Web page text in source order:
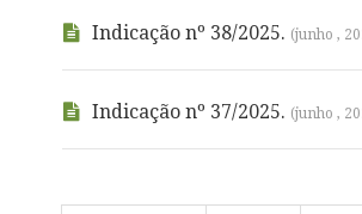
Indicação nº 38/2025. (junho ,
Indicação nº 37/2025. (junho ,